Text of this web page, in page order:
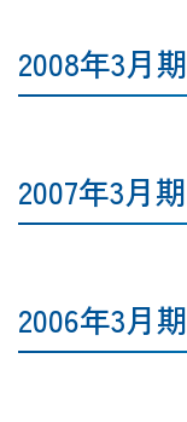
2008年3月期
2007年3月期
2006年3月期